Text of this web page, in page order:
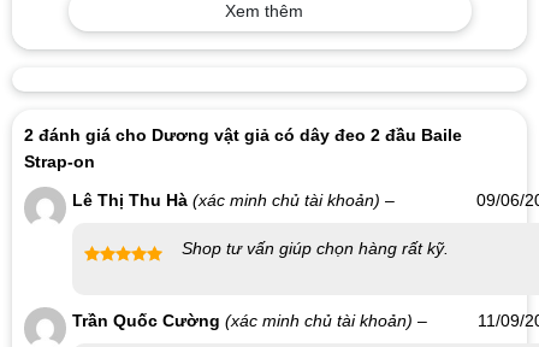
cạnh, người dùng có thể dễ dàng thay đổi độ rung mạnh hay
nhẹ theo nhu cầu, mang lại cảm giác chân thực như nhịp cơ
đảm bảo sự chắc chắn khi sử dụng, không lo bị tuột khi đổi tư
thế hoặc di chuyển.
Hướng dẫn sử dụng:
Chuẩn bị:Vệ sinh sạch sẽ sản phẩm với nước muối sinh lý
Sử dụng:Đưa dương vật giả vào vùng nhạy cảm, khởi động
Xem thêm
2 đánh giá cho Dương vật giả có dây đeo 2 đầu Baile
Strap-on
sao
Lê Thị Thu Hà (xác minh chủ tài khoản) – 09/06/
Shop tư vấn giúp chọn hàng rất kỹ.
Trần Quốc Cường (xác minh chủ tài khoản) – 11/09/